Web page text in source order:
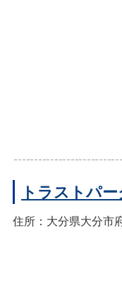
トラストパ
住所：大分県大分市